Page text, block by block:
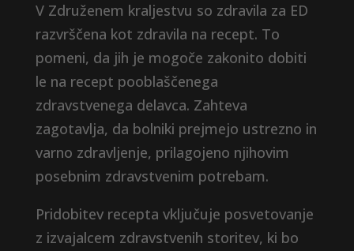
V Združenem kraljestvu so zdravila za ED
razvrščena kot zdravila na recept. To
pomeni, da jih je mogoče zakonito dobiti
le na recept pooblaščenega
zdravstvenega delavca. Zahteva
zagotavlja, da bolniki prejmejo ustrezno in
varno zdravljenje, prilagojeno njihovim
posebnim zdravstvenim potrebam.
Pridobitev recepta vključuje posvetovanje
z izvajalcem zdravstvenih storitev, ki bo